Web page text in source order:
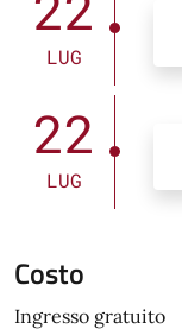
LUG
22
LUG
Costo
Ingresso gratuito